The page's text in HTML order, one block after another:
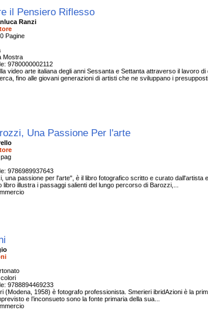
il Pensiero Riflesso
Ranzi
Pagine
Mostra
9780000002112
video arte italiana degli anni Sessanta e Settanta attraverso il lavoro
fino alle giovani generazioni di artisti che ne sviluppano i
Una Passione Per l'arte
9786989937643
una passione per l'arte", è il libro fotografico scritto e curato
libro illustra i passaggi salienti del lungo percorso di Barozzi,...
9788894469233
(Modena, 1958) è fotografo professionista. Smerieri ibridAzioni è la
e l’inconsueto sono la fonte primaria della sua...